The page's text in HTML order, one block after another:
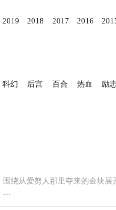
2019 2018 2017 2016
科幻 后宫 百合 热血 励
绕从爱努人那里夺来的金块
...